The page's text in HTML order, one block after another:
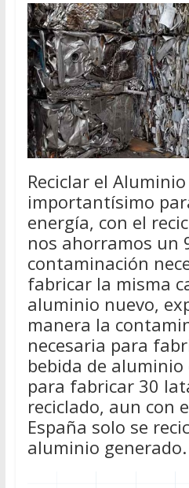
Reciclar el Aluminio
importantísimo
energía, con el
nos ahorramos un
contaminación
fabricar la misma
aluminio nuevo,
manera la
necesaria para
bebida de
para fabricar 30
reciclado, aun con
España solo se
aluminio generado.